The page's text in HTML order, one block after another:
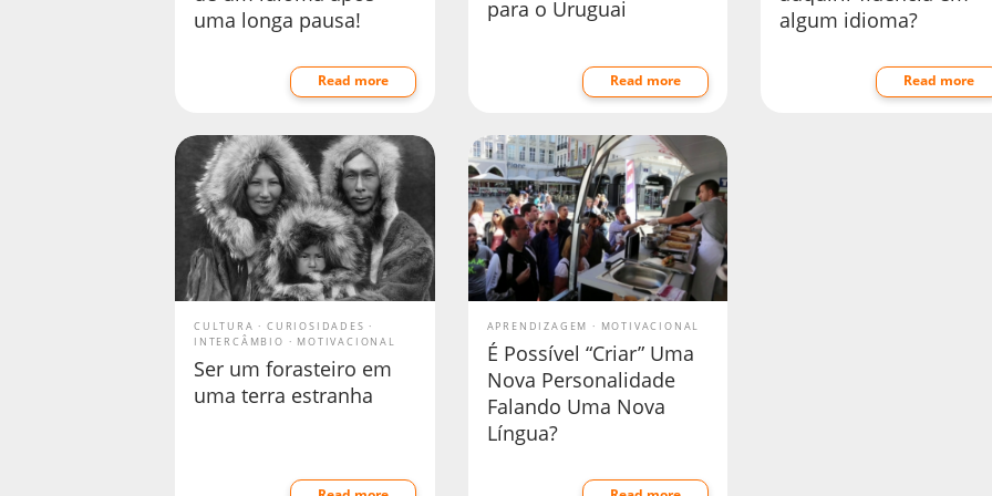
uma longa pausa!
Read more
para o Uruguai
Read more
algum idioma?
Read more
CULTURA
CURIOSIDADES
INTERCÂMBIO
MOTIVACIONAL
Ser um forasteiro em
uma terra estranha
APRENDIZAGEM MOTIVACIONAL
É Possível “Criar” Uma
Nova Personalidade
Falando Uma Nova
Língua?